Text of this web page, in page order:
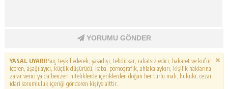
YORUMU GÖNDER
YASAL UYARI!Suç teşkil edecek, yasadışı, tehditkar, rahatsız edici, hakaret ve küfür
içeren, aşağılayıcı, küçük düşürücü, kaba, pornografik, ahlaka aykırı, kişilik haklarına
zarar verici ya da benzeri niteliklerde içeriklerden doğan her türlü mali, hukuki, cezai,
idari sorumluluk içeriği gönderen kişiye aittir.